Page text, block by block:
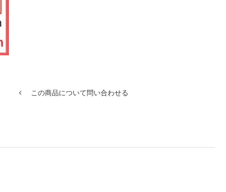
この商品について問い合わせる